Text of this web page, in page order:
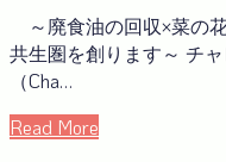
～廃食油の回収×菜の
共生圏を創ります～ チ
（Cha…
Read More